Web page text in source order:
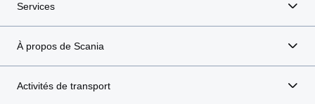
Services
À propos de Scania
Activités de transport